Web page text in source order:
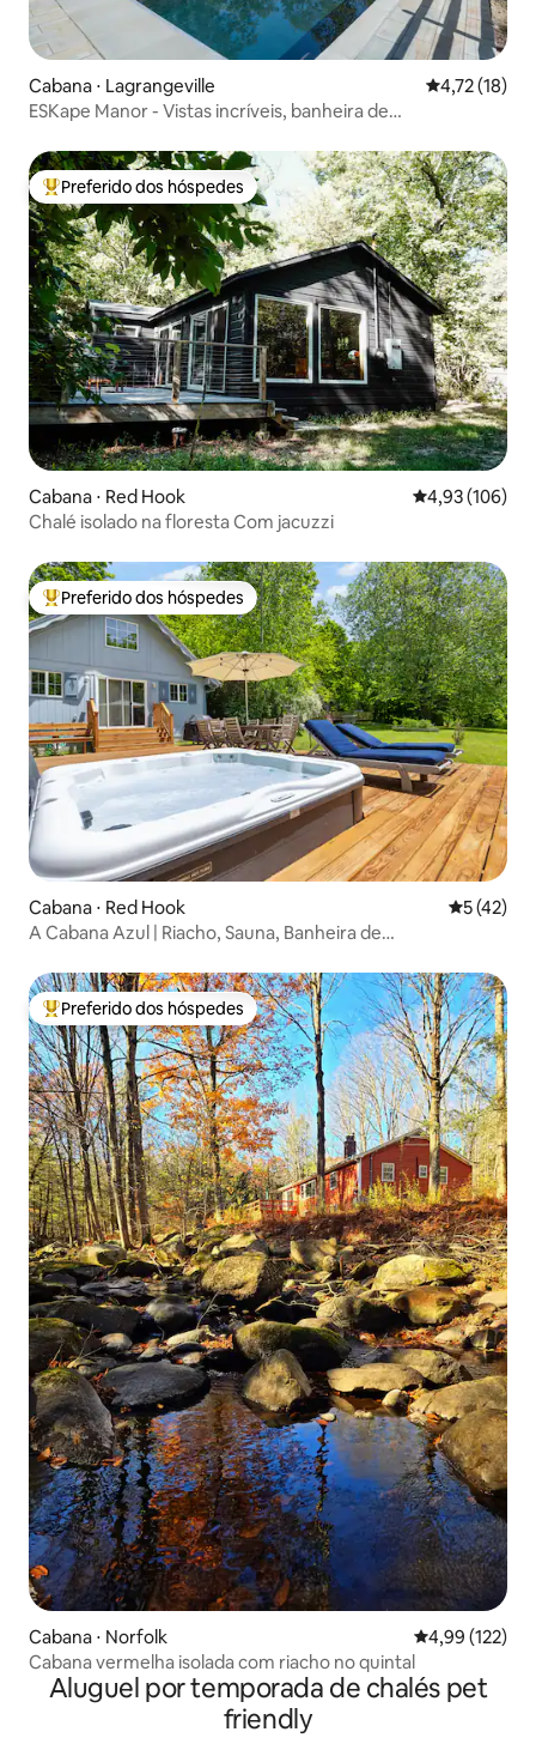
Cabana ⋅ Lagrangeville 4,72 de uma
4,72 (18)
ESKape Manor - Vistas incríveis, banheira de
Entre os melhores preferidos dos hóspedes
Preferido dos hóspedes
Cabana ⋅ Red Hook 4,93 de uma
4,93 (106)
Chalé isolado na floresta Com jacuzzi
Entre os melhores preferidos dos hóspedes
Preferido dos hóspedes
Cabana ⋅ Red Hook 5 de uma
5 (42)
A Cabana Azul | Riacho, Sauna, Banheira de
Entre os melhores preferidos dos hóspedes
Preferido dos hóspedes
Cabana ⋅ Norfolk 4,99 de uma
4,99 (122)
Cabana vermelha isolada com riacho no quintal
Aluguel por temporada de chalés pet
friendly